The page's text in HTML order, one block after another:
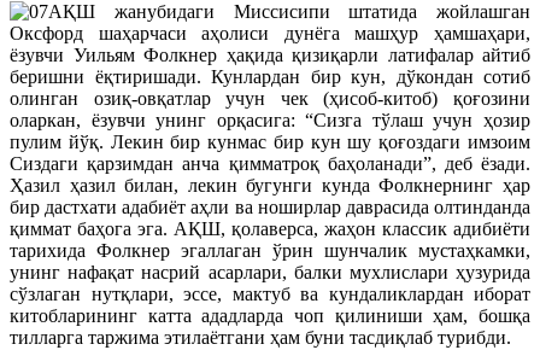
АҚШ жанубидаги Миссисипи штатида жойлашган
Оксфорд шаҳарчаси аҳолиси дунёга машҳур ҳамшаҳари,
ёзувчи Уильям Фолкнер ҳақида қизиқарли латифалар айтиб
беришни ёқтиришади. Кунлардан бир кун, дўкондан сотиб
олинган озиқ-овқатлар учун чек (ҳисоб-китоб) қоғозини
оларкан, ёзувчи унинг орқасига: “Сизга тўлаш учун ҳозир
пулим йўқ. Лекин бир кунмас бир кун шу қоғоздаги имзоим
Сиздаги қарзимдан анча қимматроқ баҳоланади”, деб ёзади.
Ҳазил ҳазил билан, лекин бугунги кунда Фолкнернинг ҳар
бир дастхати адабиёт аҳли ва ноширлар даврасида олтинданда
қиммат баҳога эга. АҚШ, қолаверса, жаҳон классик адибиёти
тарихида Фолкнер эгаллаган ўрин шунчалик мустаҳкамки,
унинг нафақат насрий асарлари, балки мухлислари ҳузурида
сўзлаган нутқлари, эссе, мактуб ва кундаликлардан иборат
китобларининг катта ададларда чоп қилиниши ҳам, бошқа
тилларга таржима этилаётгани ҳам буни тасдиқлаб турибди.